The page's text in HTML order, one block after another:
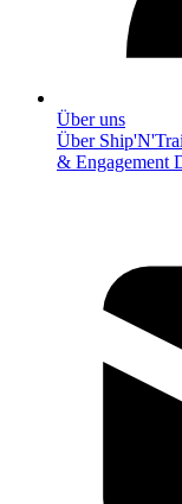
Über uns
Über
& Engagement